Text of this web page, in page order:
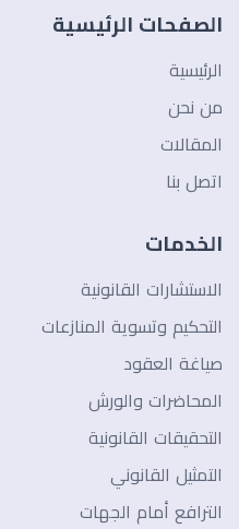
الصفحات الرئيسية
الرئيسية
من نحن
المقالات
اتصل بنا
الخدمات
الاستشارات القانونية
التحكيم وتسوية المنازعات
صياغة العقود
المحاضرات والورش
التحقيقات القانونية
التمثيل القانوني
الترافع أمام الجهات